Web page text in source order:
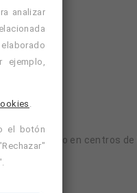
autónomo en centros
analizar
ejemplo,
.
el botón